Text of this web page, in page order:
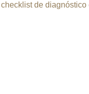
de diagnóstico